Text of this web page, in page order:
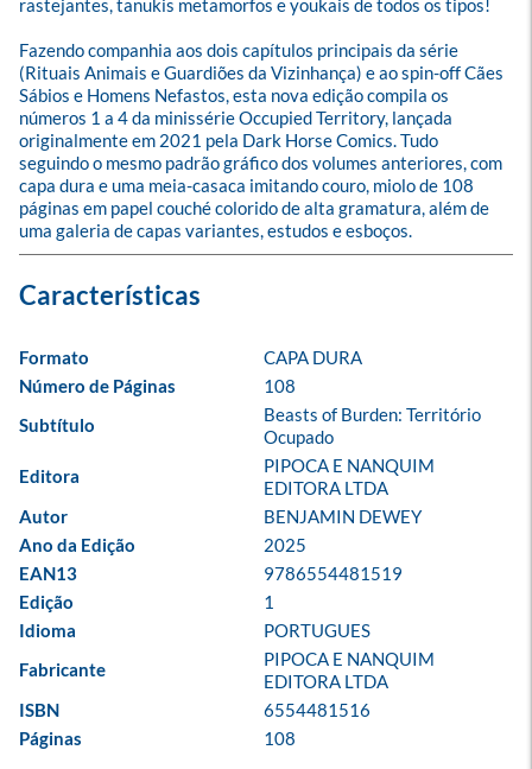
rastejantes, tanukis metamorfos e youkais de todos os tipos!
Fazendo companhia aos dois capítulos principais da série
(Rituais Animais e Guardiões da Vizinhança) e ao spin-off Cães
Sábios e Homens Nefastos, esta nova edição compila os
números 1 a 4 da minissérie Occupied Territory, lançada
originalmente em 2021 pela Dark Horse Comics. Tudo
seguindo o mesmo padrão gráfico dos volumes anteriores, com
capa dura e uma meia-casaca imitando couro, miolo de 108
páginas em papel couché colorido de alta gramatura, além de
uma galeria de capas variantes, estudos e esboços.
Formato
CAPA DURA
Número de Páginas
108
Subtítulo
Beasts of Burden: Território
Ocupado
Editora
PIPOCA E NANQUIM
EDITORA LTDA
Autor
BENJAMIN DEWEY
Ano da Edição
2025
EAN13
9786554481519
Edição
1
Idioma
PORTUGUES
Fabricante
PIPOCA E NANQUIM
EDITORA LTDA
ISBN
6554481516
Páginas
108